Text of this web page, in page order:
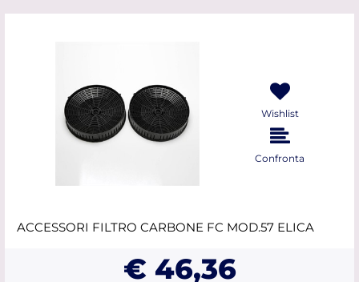
Wishlist
Confronta
ACCESSORI FILTRO CARBONE FC MOD.57 ELICA
€ 46,36